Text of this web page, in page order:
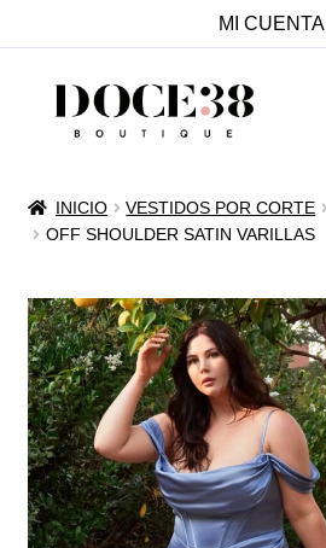
MI CUENTA
SALTAR
VENTA
REBAJAS
VESTIDOS DE NOVIA
OTROS
ACCESORIOS
INICIO VESTIDOS POR CORTE
OFF SHOULDER SATIN VARILLAS